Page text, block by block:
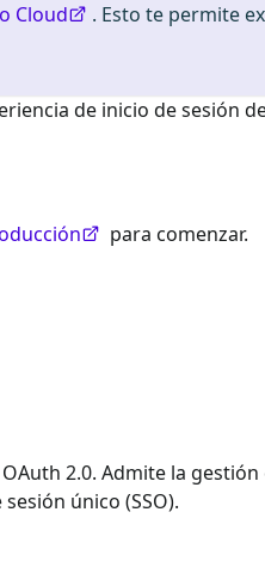
Cloud
. Esto te permite
de inicio de sesión
para comenzar.
2.0. Admite la
único (SSO).